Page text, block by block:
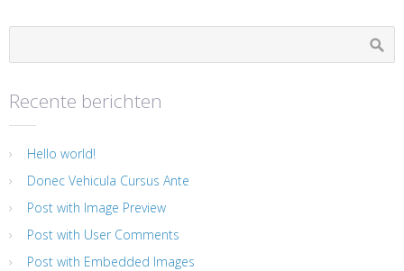
Recente berichten
Hello world!
Donec Vehicula Cursus Ante
Post with Image Preview
Post with User Comments
Post with Embedded Images